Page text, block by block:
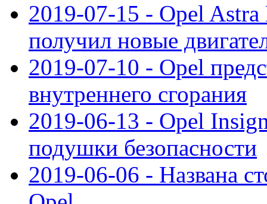
2019-07-15 - Opel Astra
получил новые
2019-07-10 - Opel
внутреннего сгорания
2019-06-13 - Opel
подушки безопасности
2019-06-06 - Названа